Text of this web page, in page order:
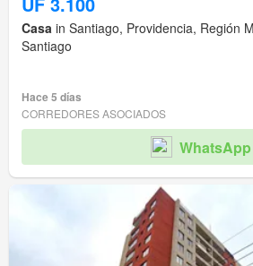
Casa in Santiago, Providencia, Región
Santiago
Hace 5 días
CORREDORES ASOCIADOS
WhatsApp